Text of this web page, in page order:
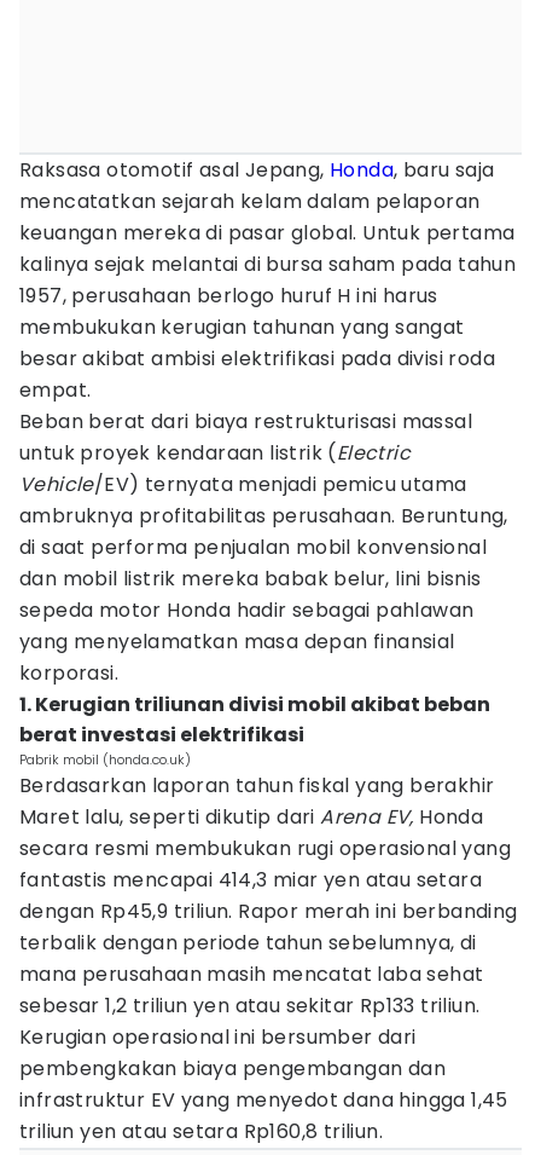
Raksasa otomotif asal Jepang, Honda, baru saja
mencatatkan sejarah kelam dalam pelaporan
keuangan mereka di pasar global. Untuk pertama
kalinya sejak melantai di bursa saham pada tahun
1957, perusahaan berlogo huruf H ini harus
membukukan kerugian tahunan yang sangat
besar akibat ambisi elektrifikasi pada divisi roda
empat.
Beban berat dari biaya restrukturisasi massal
untuk proyek kendaraan listrik (Electric
Vehicle/EV) ternyata menjadi pemicu utama
ambruknya profitabilitas perusahaan. Beruntung,
di saat performa penjualan mobil konvensional
dan mobil listrik mereka babak belur, lini bisnis
sepeda motor Honda hadir sebagai pahlawan
yang menyelamatkan masa depan finansial
korporasi.
1. Kerugian triliunan divisi mobil akibat beban
berat investasi elektrifikasi
Pabrik mobil (honda.co.uk)
Berdasarkan laporan tahun fiskal yang berakhir
Maret lalu, seperti dikutip dariArena EV, Honda
secara resmi membukukan rugi operasional yang
fantastis mencapai 414,3 miar yen atau setara
dengan Rp45,9 triliun. Rapor merah ini berbanding
terbalik dengan periode tahun sebelumnya, di
mana perusahaan masih mencatat laba sehat
sebesar 1,2 triliun yen atau sekitar Rp133 triliun.
Kerugian operasional ini bersumber dari
pembengkakan biaya pengembangan dan
infrastruktur EV yang menyedot dana hingga 1,45
triliun yen atau setara Rp160,8 triliun.